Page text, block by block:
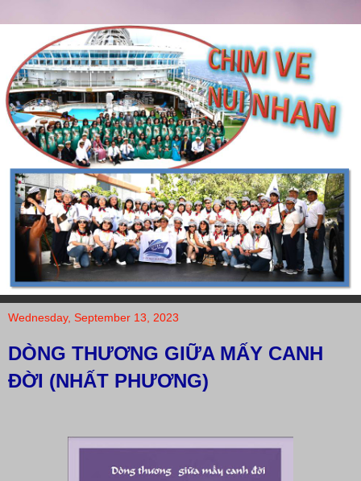
Wednesday, September 13, 2023
DÒNG THƯƠNG GIỮA MẤY CANH
ĐỜI (NHẤT PHƯƠNG)